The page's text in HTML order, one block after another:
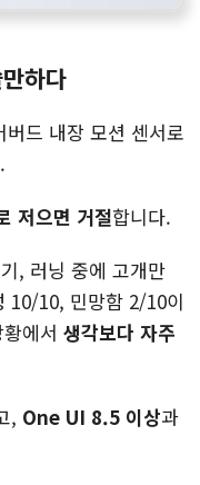
하다
드 내장 모션 센서로
저으면 거절합니다.
, 러닝 중에 고개만
10/10, 민망함 2/10이
에서 생각보다 자주
, One UI 8.5 이상과